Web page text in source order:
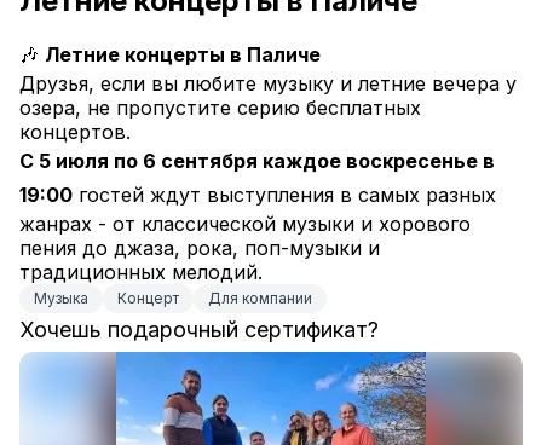
🎶 Летние концерты в Паличе
Друзья, если вы любите музыку и летние вечера у
озера, не пропустите серию бесплатных
концертов.
С 5 июля по 6 сентября каждое воскресенье в
19:00 гостей ждут выступления в самых разных
жанрах - от классической музыки и хорового
пения до джаза, рока, поп-музыки и
традиционных мелодий.
Музыка Концерт Для компании
Хочешь подарочный сертификат?